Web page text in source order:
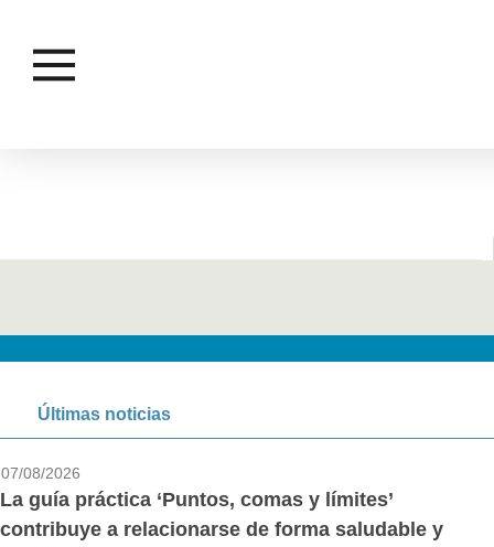
Últimas noticias
07/08/2026
La guía práctica ‘Puntos, comas y límites’
contribuye a relacionarse de forma saludable y